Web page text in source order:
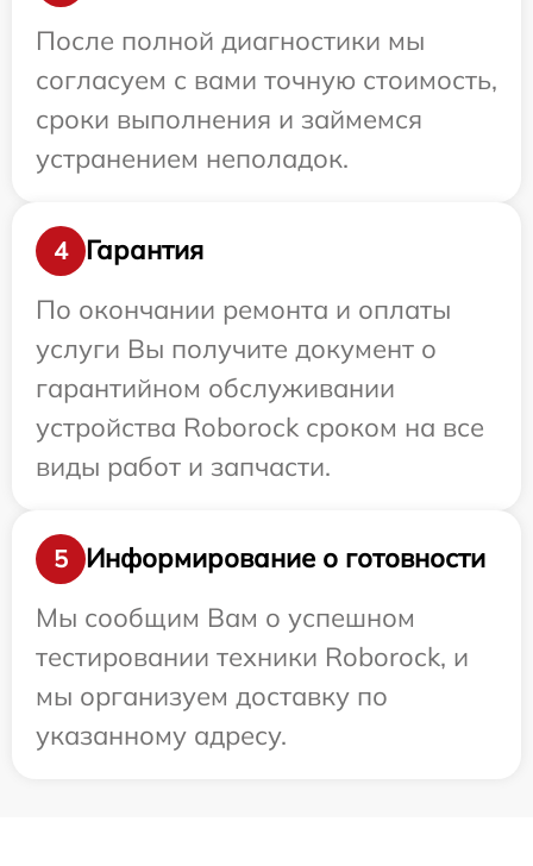
После полной диагностики мы
согласуем с вами точную стоимость,
сроки выполнения и займемся
устранением неполадок.
4
Гарантия
По окончании ремонта и оплаты
услуги Вы получите документ о
гарантийном обслуживании
устройства Roborock сроком на все
виды работ и запчасти.
5
Информирование о готовности
Мы сообщим Вам о успешном
тестировании техники Roborock, и
мы организуем доставку по
указанному адресу.